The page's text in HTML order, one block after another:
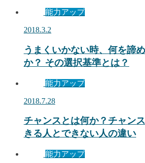
能力アップ
2018.3.2
うまくいかない時、何を諦
か？ その選択基準とは？
能力アップ
2018.7.28
チャンスとは何か？チャン
きる人とできない人の違い
能力アップ